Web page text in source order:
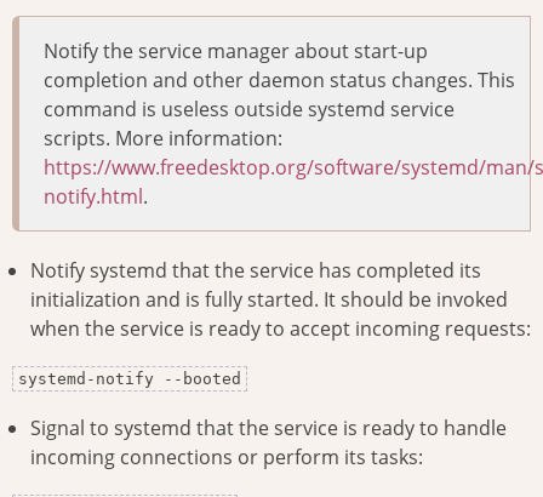
Notify the service manager about start-up
completion and other daemon status changes. This
command is useless outside systemd service
scripts. More information:
https://www.freedesktop.org/software/systemd/man/
notify.html.
Notify systemd that the service has completed its
initialization and is fully started. It should be invoked
when the service is ready to accept incoming requests:
systemd-notify --booted
Signal to systemd that the service is ready to handle
incoming connections or perform its tasks: